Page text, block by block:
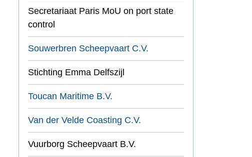
Secretariaat Paris MoU on port state
control
Souwerbren Scheepvaart C.V.
Stichting Emma Delfszijl
Toucan Maritime B.V.
Van der Velde Coasting C.V.
Vuurborg Scheepvaart B.V.